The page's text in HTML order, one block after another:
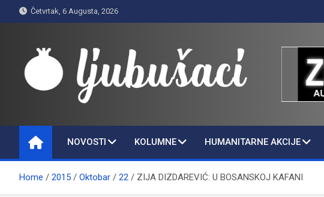
to
Četvrtak, 6 Augusta, 2026
Ljubušaci
NOVOSTI KOLUMNE HUMANITARNE AKCIJE
Home 2015 Oktobar 22 ZIJA DIZDAREVIĆ: U BOSANSKOJ KAFANI